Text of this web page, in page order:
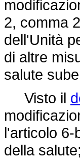
2, comma
dell'Unità
di altre
salute
Visto il
l'articolo 6-
della salute;